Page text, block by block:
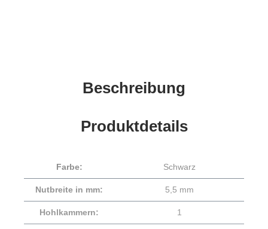
Beschreibung
Produktdetails
Farbe: Schwarz
Nutbreite in mm: 5,5 mm
Hohlkammern: 1